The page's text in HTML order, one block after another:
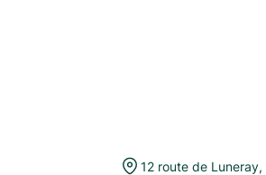
12 route de Luneray,